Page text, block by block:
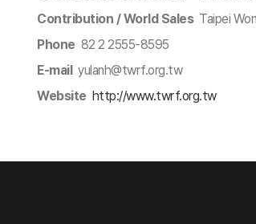
Contribution / World SalesTaipei
Phone 82 2 2555-8595
E-mailyulanh@twrf.org.tw
Website http://www.twrf.org.tw​